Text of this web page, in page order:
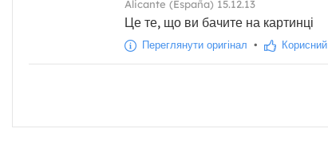
Alicante (España) 15.12.13
Це те, що ви бачите на картинці
Переглянути оригінал • Корисний